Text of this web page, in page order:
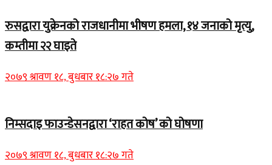
रुसद्वारा युक्रेनको राजधानीमा भीषण हमला, १४ जनाको मृत्यु,
कम्तीमा २२ घाइते
२०७९ श्रावण १८, बुधबार १८:२७ गते
निम्सदाइ फाउन्डेसनद्वारा ‘राहत कोष’ को घोषणा
२०७९ श्रावण १८, बुधबार १८:२७ गते